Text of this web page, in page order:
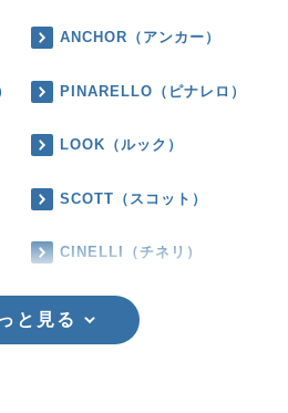
ANCHOR（アンカー）
PINARELLO（ピナレロ）
LOOK（ルック）
SCOTT（スコット）
CINELLI（チネリ）
と見る